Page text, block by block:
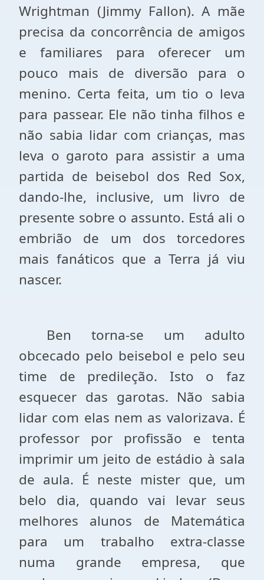
Wrightman (Jimmy Fallon). A mãe
precisa da concorrência de amigos
e familiares para oferecer um
pouco mais de diversão para o
menino. Certa feita, um tio o leva
para passear. Ele não tinha filhos e
não sabia lidar com crianças, mas
leva o garoto para assistir a uma
partida de beisebol dos Red Sox,
dando-lhe, inclusive, um livro de
presente sobre o assunto. Está ali o
embrião de um dos torcedores
mais fanáticos que a Terra já viu
nascer.
Ben torna-se um adulto
obcecado pelo beisebol e pelo seu
time de predileção. Isto o faz
esquecer das garotas. Não sabia
lidar com elas nem as valorizava. É
professor por profissão e tenta
imprimir um jeito de estádio à sala
de aula. É neste mister que, um
belo dia, quando vai levar seus
melhores alunos de Matemática
para um trabalho extra-classe
numa grande empresa, que